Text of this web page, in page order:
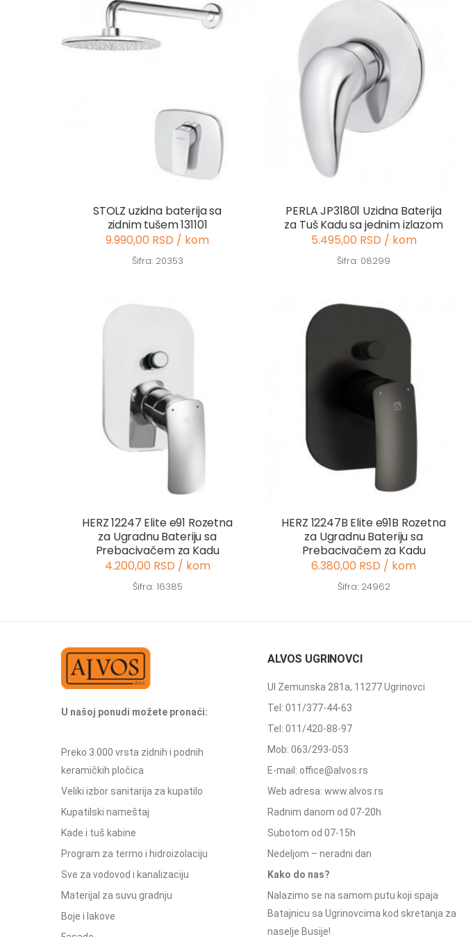
STOLZ uzidna baterija sa
zidnim tušem 131101
9.990,00 RSD / kom
Šifra: 20353
PERLA JP31801 Uzidna Baterija
za Tuš Kadu sa jednim izlazom
5.495,00 RSD / kom
Šifra: 08299
HERZ 12247 Elite e91 Rozetna
za Ugradnu Bateriju sa
Prebacivačem za Kadu
4.200,00 RSD / kom
Šifra: 16385
HERZ 12247B Elite e91B Rozetna
za Ugradnu Bateriju sa
Prebacivačem za Kadu
6.380,00 RSD / kom
Šifra: 24962
U našoj ponudi možete pronaći:
Preko 3.000 vrsta zidnih i podnih
keramičkih pločica
Veliki izbor sanitarija za kupatilo
Kupatilski nameštaj
Kade i tuš kabine
Program za termo i hidroizolaciju
Sve za vodovod i kanalizaciju
Materijal za suvu gradnju
Boje i lakove
ALVOS UGRINOVCI
Ul Zemunska 281a, 11277 Ugrinovci
Tel: 011/377-44-63
Tel: 011/420-88-97
Mob: 063/293-053
E-mail: office@alvos.rs
Web adresa: www.alvos.rs
Radnim danom od 07-20h
Subotom od 07-15h
Nedeljom – neradni dan
Kako do nas?
Nalazimo se na samom putu koji spaja
Batajnicu sa Ugrinovcima kod skretanja za
naselje Busije!